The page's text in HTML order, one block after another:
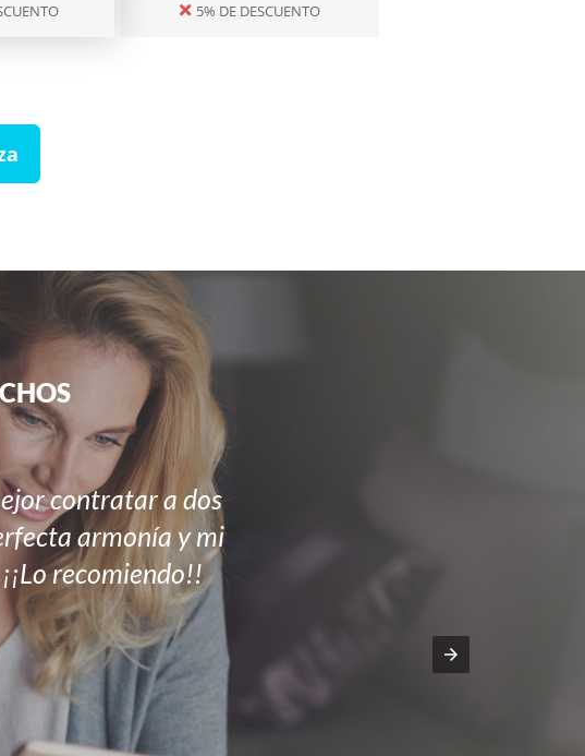
5% DE DESCUENTO
contratar a dos
armonía y mi
recomiendo!!